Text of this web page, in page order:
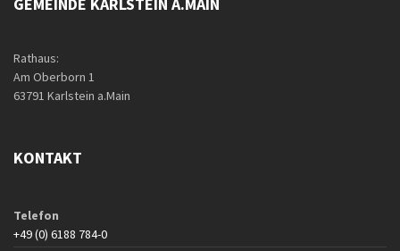
GEMEINDE KARLSTEIN A.MAIN
Rathaus:
Am Oberborn 1
63791 Karlstein a.Main
KONTAKT
Telefon
+49 (0) 6188 784-0